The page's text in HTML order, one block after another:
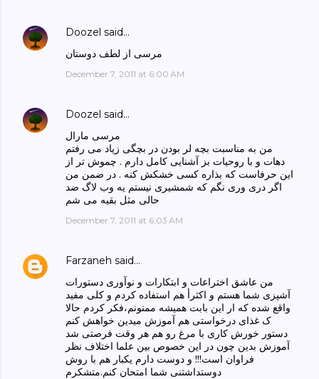
Doozel said…
مرسی از لطف دوستان
December 7, 2011 at 6:00 AM
Doozel said…
مرسی مارال
من به مناسبت بچه لر بودن در بچگی زیاد می رفتم
دهات و با روحیات بز آشنایی کامل دارم . چموش تر از
این حرفاست که بذاره کسی خشکش کنه . در ضمن من
اگر دری وری نگم که شمشیری نیستم یه وب لاگ ضد
حالی مثل بقیه می شم
December 7, 2011 at 6:03 AM
Farzaneh said…
من عاشق اختراعات و ابتکارات و نوآوری دستورات
آشپزی شما هستم و اکثرأ هم استفاده کردم و کلی مفید
واقع شده که ار این بابت همیشه ممنونم،فکر کردم حالا
ک غذای درخواستی هم آموزش میدین خواهش کنم
دستور خورش کاری با مرغ رو هم هر وقت فرصتی شد
آموزش بدین چون در این خصوص بین علما اختلاف نظر
فراوان است!!! و دوست دارم یکبار هم با روش
دوستداشتنی شما امتحان کنم.متشکرم